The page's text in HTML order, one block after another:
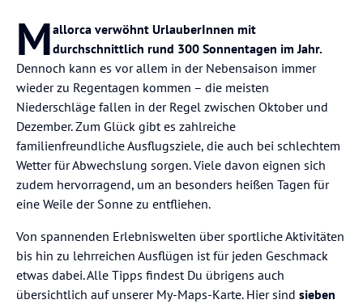
Mallorca verwöhnt UrlauberInnen mit
durchschnittlich rund 300 Sonnentagen im Jahr.
Dennoch kann es vor allem in der Nebensaison immer
wieder zu Regentagen kommen – die meisten
Niederschläge fallen in der Regel zwischen Oktober und
Dezember. Zum Glück gibt es zahlreiche
familienfreundliche Ausflugsziele, die auch bei schlechtem
Wetter für Abwechslung sorgen. Viele davon eignen sich
zudem hervorragend, um an besonders heißen Tagen für
eine Weile der Sonne zu entfliehen.
Von spannenden Erlebniswelten über sportliche Aktivitäten
bis hin zu lehrreichen Ausflügen ist für jeden Geschmack
etwas dabei. Alle Tipps findest Du übrigens auch
übersichtlich auf unserer My-Maps-Karte. Hier sind sieben